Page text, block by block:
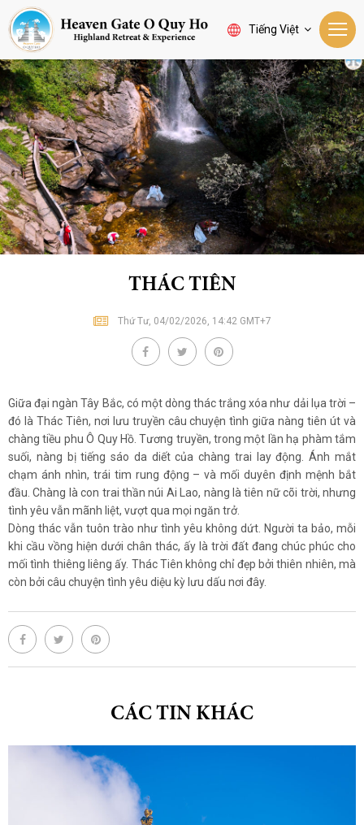
Tiếng Việt
THÁC TIÊN
Thứ Tư, 04/02/2026, 14:42 GMT+7
Giữa đại ngàn Tây Bắc, có một dòng thác trắng xóa như dải lụa trời –
đó là Thác Tiên, nơi lưu truyền câu chuyện tình giữa nàng tiên út và
chàng tiều phu Ô Quy Hồ. Tương truyền, trong một lần hạ phàm tắm
suối, nàng bị tiếng sáo da diết của chàng trai lay động. Ánh mắt
chạm ánh nhìn, trái tim rung động – và mối duyên định mệnh bắt
đầu. Chàng là con trai thần núi Ai Lao, nàng là tiên nữ cõi trời, nhưng
tình yêu vẫn mãnh liệt, vượt qua mọi ngăn trở.
Dòng thác vẫn tuôn trào như tình yêu không dứt. Người ta bảo, mỗi
khi cầu vồng hiện dưới chân thác, ấy là trời đất đang chúc phúc cho
mối tình thiêng liêng ấy. Thác Tiên không chỉ đẹp bởi thiên nhiên, mà
còn bởi câu chuyện tình yêu diệu kỳ lưu dấu nơi đây.
CÁC TIN KHÁC